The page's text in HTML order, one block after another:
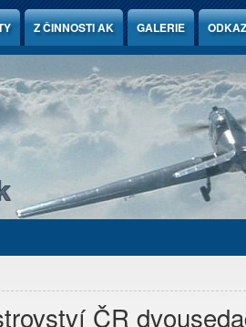
Z ČINNOSTI AK GALERIE
ČR